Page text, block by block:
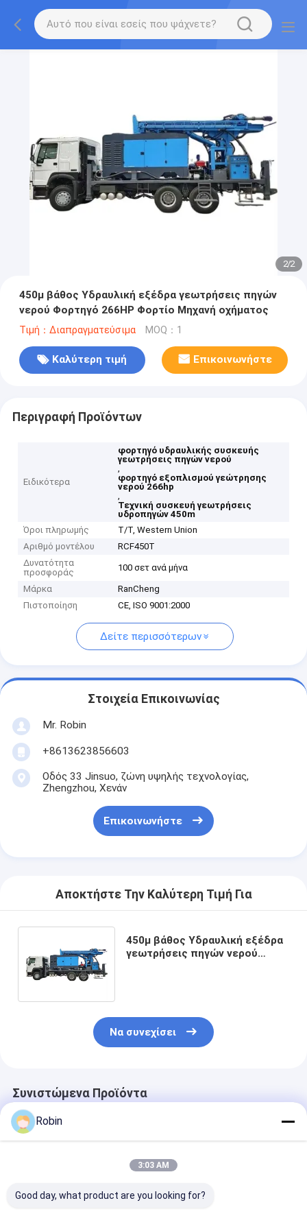
2/2
450μ βάθος Υδραυλική εξέδρα γεωτρήσεις πηγών
νερού Φορτηγό 266HP Φορτίο Μηχανή οχήματος
Τιμή：Διαπραγματεύσιμα MOQ：1
Καλύτερη τιμή Επικοινωνήστε
Περιγραφή Προϊόντων
Ειδικότερα
φορτηγό υδραυλικής συσκευής
γεωτρήσεις πηγών νερού
,
φορτηγό εξοπλισμού γεώτρησης
νερού 266hp
,
Τεχνική συσκευή γεωτρήσεις
υδροπηγών 450m
Όροι πληρωμής
T/T, Western Union
Αριθμό μοντέλου
RCF450T
Δυνατότητα
προσφοράς
100 σετ ανά μήνα
Μάρκα
RanCheng
Πιστοποίηση
CE, ISO 9001:2000
Δείτε περισσότερων
Στοιχεία Επικοινωνίας
Mr. Robin
+8613623856603
Οδός 33 Jinsuo, ζώνη υψηλής τεχνολογίας,
Zhengzhou, Χενάν
Επικοινωνήστε
Αποκτήστε Την Καλύτερη Τιμή Για
450μ βάθος Υδραυλική εξέδρα
γεωτρήσεις πηγών νερού
Να συνεχίσει
Συνιστώμενα Προϊόντα
Robin
3:03 AM
Good day, what product are you looking for?